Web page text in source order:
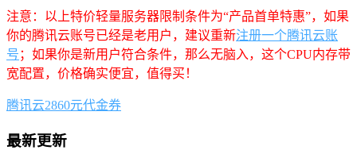
注意：以上特价轻量服务器限制条件为“产品首单特惠”，如果
你的腾讯云账号已经是老用户，建议重新注册一个腾讯云账
号 ；如果你是新用户符合条件，那么无脑入，这个CPU内存带
宽配置，价格确实便宜，值得买！
腾讯云2860元代金券
最新更新